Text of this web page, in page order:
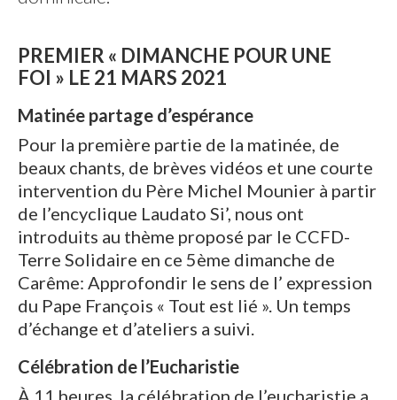
PREMIER« DIMANCHE POUR UNE
FOI » LE 21 MARS 2021
Matinée partage d’espérance
Pour la première partie de la matinée, de
beaux chants, de brèves vidéos et une courte
intervention du Père Michel Mounier à partir
de l’encyclique Laudato Si’, nous ont
introduits au thème proposé par le CCFD-
Terre Solidaire en ce 5ème dimanche de
Carême: Approfondir le sens de l’ expression
du Pape François « Tout est lié ». Un temps
d’échange et d’ateliers a suivi.
Célébration de l’Eucharistie